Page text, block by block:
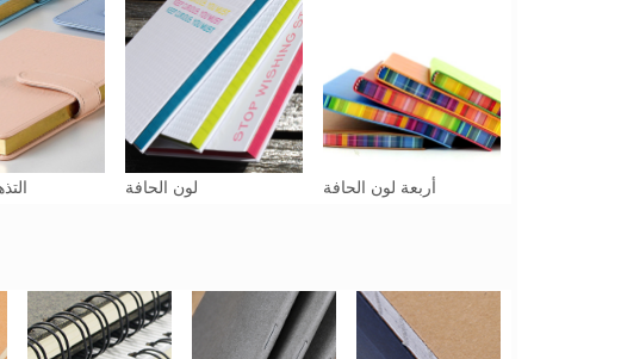
لون الحافة أربعة لون الحافة